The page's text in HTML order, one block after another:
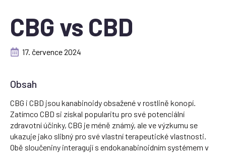
CBG vs CBD
17. července 2024
CBG i CBD jsou kanabinoidy obsažené v rostlině konopí.
Zatímco CBD si získal popularitu pro své potenciální
zdravotní účinky, CBG je méně známý, ale ve výzkumu se
ukazuje jako slibný pro své vlastní terapeutické vlastnosti.
Obě sloučeniny interagují s endokanabinoidním systémem v
Obsah